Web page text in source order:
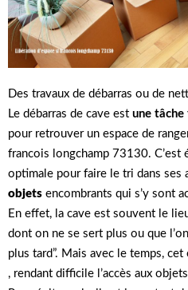
Des travaux de débarras ou de
Le débarras de cave est une
pour retrouver un espace de
francois longchamp 73130. C’est
optimale pour faire le tri dans ses
objets encombrants qui s’y sont
En effet, la cave est souvent le
dont on ne se sert plus ou que
plus tard”. Mais avec le temps,
, rendant difficile l’accès aux